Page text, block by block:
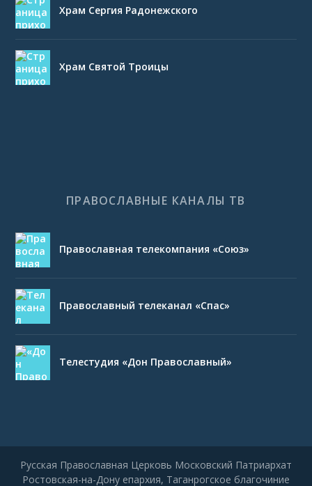
Храм Сергия Радонежского
Храм Святой Троицы
ПРАВОСЛАВНЫЕ КАНАЛЫ ТВ
Православная телекомпания «Союз»
Православный телеканал «Спас»
Телестудия «Дон Православный»
Русская Православная Церковь Московский Патриархат
Ростовская-на-Дону епархия, Таганрогское благочиние